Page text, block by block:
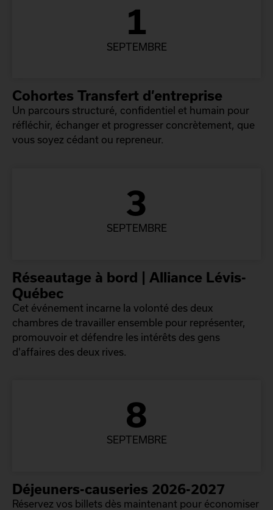
1
SEPTEMBRE
Cohortes Transfert d’entreprise
Un parcours structuré, confidentiel et humain pour
réfléchir, échanger et progresser concrètement, que
vous soyez cédant ou repreneur.
3
SEPTEMBRE
Réseautage à bord | Alliance Lévis-
Québec
Cet événement incarne la volonté des deux
chambres de travailler ensemble pour représenter,
promouvoir et défendre les intérêts des gens
d'affaires des deux rives.
8
SEPTEMBRE
Déjeuners-causeries 2026-2027
Réservez vos billets dès maintenant pour économiser